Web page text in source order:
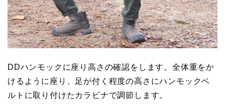
DDハンモックに座り高さの確認をします。全体重をか
けるように座り、足が付く程度の高さにハンモックベ
ルトに取り付けたカラビナで調節します。